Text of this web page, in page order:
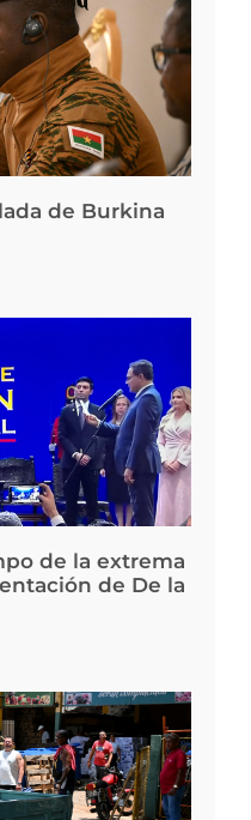
de Burkina
de la extrema
de De la